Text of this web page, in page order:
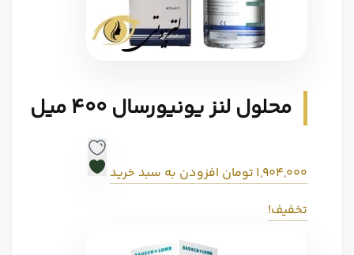
محلول لنز یونیورسال 400 میل
1,904,000 تومان افزودن به سبد خرید
تخفیف!